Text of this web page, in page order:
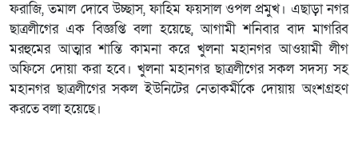
ফরাজি, তমাল দোবে উচ্ছাস, ফাহিম ফয়সাল ওপল প্রমুখ। এছাড়া নগর
ছাত্রলীগের এক বিজ্ঞপ্তি বলা হয়েছে, আগামী শনিবার বাদ মাগরিব
মরহুমের আত্মার শান্তি কামনা করে খুলনা মহানগর আওয়ামী লীগ
অফিসে দোয়া করা হবে। খুলনা মহানগর ছাত্রলীগের সকল সদস্য সহ
মহানগর ছাত্রলীগের সকল ইউনিটের নেতাকর্মীকে দোয়ায় অংশগ্রহণ
করতে বলা হয়েছে।